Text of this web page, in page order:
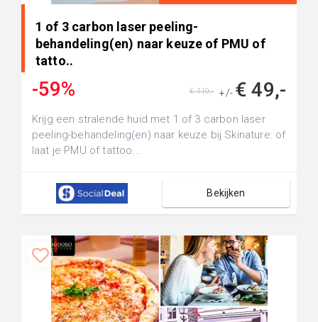
1 of 3 carbon laser peeling-
behandeling(en) naar keuze of PMU of
tatto..
-59% +/- € 49,-
€ 119,-
Krijg een stralende huid met 1 of 3 carbon laser
peeling-behandeling(en) naar keuze bij Skinature: of
laat je PMU of tattoo...
Bekijken